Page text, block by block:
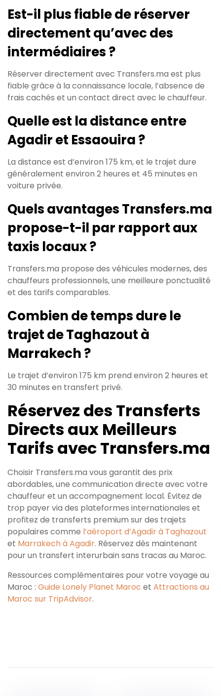
Est-il plus fiable de réserver
directement qu’avec des
intermédiaires ?
Réserver directement avec Transfers.ma est plus
fiable grâce à la connaissance locale, l’absence de
frais cachés et un contact direct avec le chauffeur.
Quelle est la distance entre
Agadir et Essaouira ?
La distance est d’environ 175 km, et le trajet dure
généralement environ 2 heures et 45 minutes en
voiture privée.
Quels avantages Transfers.ma
propose-t-il par rapport aux
taxis locaux ?
Transfers.ma propose des véhicules modernes, des
chauffeurs professionnels, une meilleure ponctualité
et des tarifs comparables.
Combien de temps dure le
trajet de Taghazout à
Marrakech ?
Le trajet d’environ 175 km prend environ 2 heures et
30 minutes en transfert privé.
Réservez des Transferts
Directs aux Meilleurs
Tarifs avec Transfers.ma
Choisir Transfers.ma vous garantit des prix
abordables, une communication directe avec votre
chauffeur et un accompagnement local. Évitez de
trop payer via des plateformes internationales et
profitez de transferts premium sur des trajets
populaires comme l’aéroport d’Agadir à Taghazout
et Marrakech à Agadir. Réservez dès maintenant
pour un transfert interurbain sans tracas au Maroc.
Ressources complémentaires pour votre voyage au
Maroc : Guide Lonely Planet Maroc et Attractions au
Maroc sur TripAdvisor.